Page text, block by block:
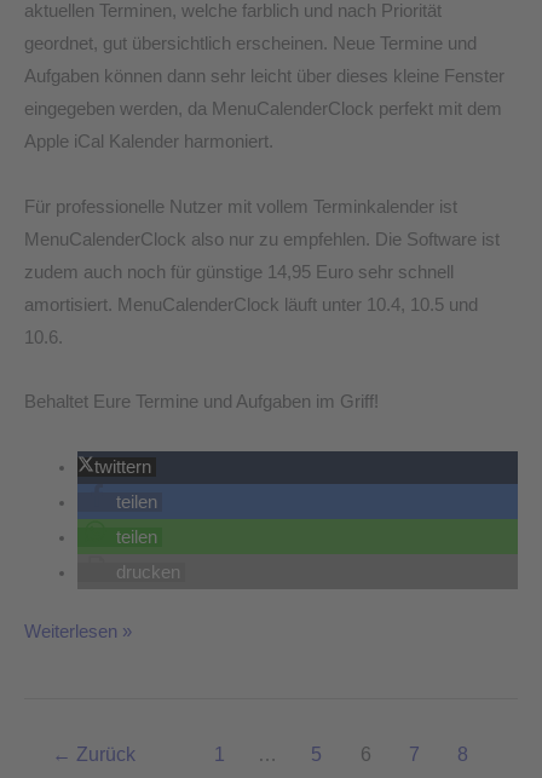
aktuellen Terminen, welche farblich und nach Priorität
geordnet, gut übersichtlich erscheinen. Neue Termine und
Aufgaben können dann sehr leicht über dieses kleine Fenster
eingegeben werden, da MenuCalenderClock perfekt mit dem
Apple iCal Kalender harmoniert.
Für professionelle Nutzer mit vollem Terminkalender ist
MenuCalenderClock also nur zu empfehlen. Die Software ist
zudem auch noch für günstige 14,95 Euro sehr schnell
amortisiert. MenuCalenderClock läuft unter 10.4, 10.5 und
10.6.
Behaltet Eure Termine und Aufgaben im Griff!
twittern
teilen
teilen
drucken
Weiterlesen »
← Zurück 1 … 5 6 7 8